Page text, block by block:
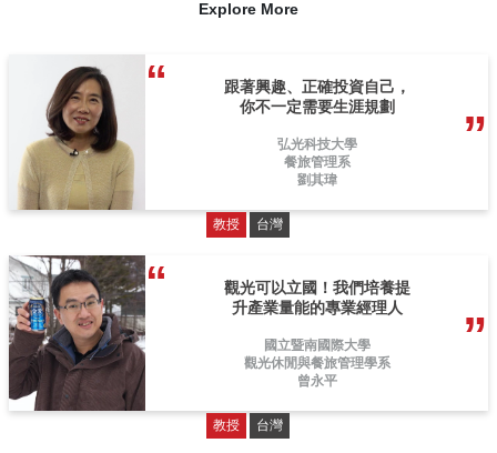
Explore More
跟著興趣、正確投資自己，
你不一定需要生涯規劃
弘光科技大學
餐旅管理系
劉其瑋
教授 台灣
觀光可以立國！我們培養提
升產業量能的專業經理人
國立暨南國際大學
觀光休閒與餐旅管理學系
曾永平
教授 台灣